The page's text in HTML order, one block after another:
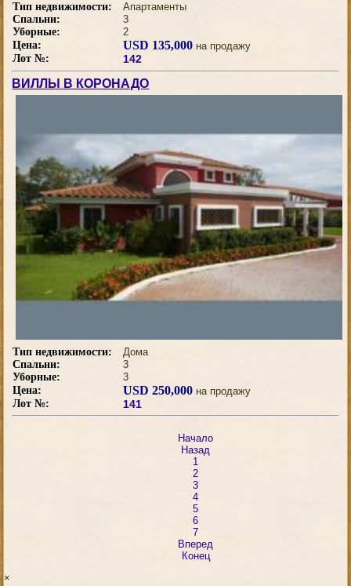
Тип недвижимости:
Апартаменты
Спальни:
3
Уборные:
2
Цена:
USD 135,000 на продажу
Лот №:
142
ВИЛЛЫ В КОРОНАДО
Тип недвижимости:
Дома
Спальни:
3
Уборные:
3
Цена:
USD 250,000 на продажу
Лот №:
141
Начало
Назад
1
2
3
4
5
6
7
Вперед
Конец
×